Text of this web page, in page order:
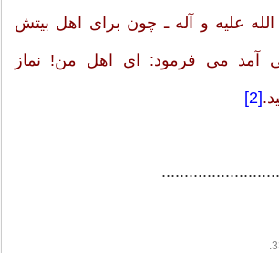
علیه و آله ـ چون برای اهل بیتش
می فرمود: ای اهل من! نماز
[2]